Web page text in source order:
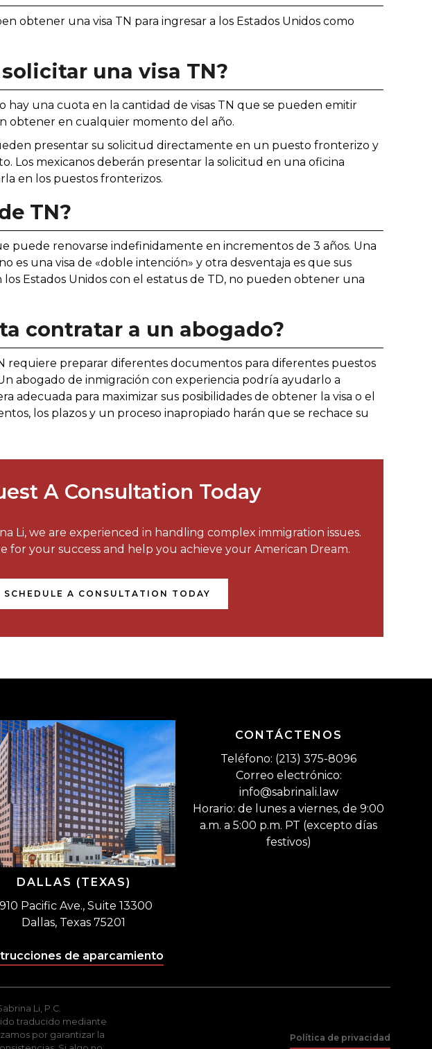
obtener una visa TN para ingresar a los Estados Unidos como
una visa TN?
hay una cuota en la cantidad de visas TN que se pueden emitir
obtener en cualquier momento del año.
presentar su solicitud directamente en un puesto fronterizo y
Los mexicanos deberán presentar la solicitud en una oficina
en los puestos fronterizos.
TN?
puede renovarse indefinidamente en incrementos de 3 años. Una
es una visa de «doble intención» y otra desventaja es que sus
Estados Unidos con el estatus de TD, no pueden obtener una
contratar a un abogado?
requiere preparar diferentes documentos para diferentes puestos
abogado de inmigración con experiencia podría ayudarlo a
adecuada para maximizar sus posibilidades de obtener la visa o el
los plazos y un proceso inapropiado harán que se rechace su
A Consultation Today
Li, we are experienced in handling complex immigration issues.
for your success and help you achieve your American Dream.
SCHEDULE A CONSULTATION TODAY
DALLAS (TEXAS)
Pacific Ave., Suite 13300
Dallas, Texas 75201
de aparcamiento
CONTÁCTENOS
Teléfono: (213) 375-8096
Correo electrónico:
info@sabrinali.law
Horario: de lunes a viernes, de 9:00
a.m. a 5:00 p.m. PT (excepto días
festivos)
Li, P.C.
traducido mediante
por garantizar la
Política de privacidad